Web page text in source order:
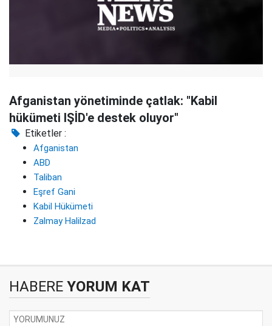
Afganistan yönetiminde çatlak: "Kabil
hükümeti IŞİD'e destek oluyor"
Etiketler :
Afganistan
ABD
Taliban
Eşref Gani
Kabil Hükümeti
Zalmay Halilzad
HABERE YORUM KAT